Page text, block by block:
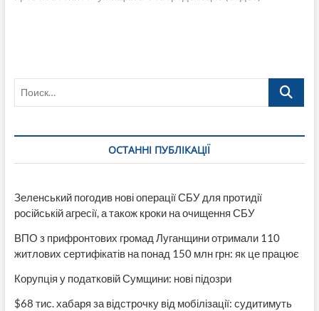
Поиск…
ОСТАННІ ПУБЛІКАЦІЇ
Зеленський погодив нові операції СБУ для протидії
російській агресії, а також кроки на очищення СБУ
ВПО з прифронтових громад Луганщини отримали 110
житлових сертифікатів на понад 150 млн грн: як це працює
Корупція у податковій Сумщини: нові підозри
$68 тис. хабаря за відстрочку від мобілізації: судитимуть